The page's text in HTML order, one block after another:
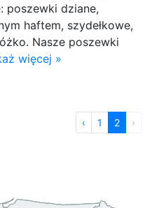
poszewki dziane,
haftem, szydełkowe,
Nasze poszewki
więcej »
‹ 1 2 ›